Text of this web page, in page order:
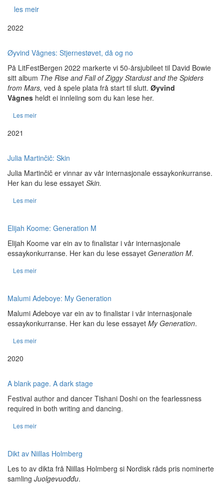
les meir
2022
Øyvind Vågnes: Stjernestøvet, då og no
På LitFestBergen 2022 markerte vi 50-årsjubileet til David Bowie
sitt album The Rise and Fall of Ziggy Stardust and the Spiders
from Mars, ved å spele plata frå start til slutt. Øyvind
Vågnes heldt ei innleiing som du kan lese her.
Les meir
2021
Julia Martinčič: Skin
Julia Martinčič er vinnar av vår internasjonale essaykonkurranse.
Her kan du lese essayet Skin.
Les meir
Elijah Koome: Generation M
Elijah Koome var ein av to finalistar i vår internasjonale
essaykonkurranse. Her kan du lese essayet Generation M.
Les meir
Malumi Adeboye: My Generation
Malumi Adeboye var ein av to finalistar i vår internasjonale
essaykonkurranse. Her kan du lese essayet My Generation.
Les meir
2020
A blank page. A dark stage
Festival author and dancer Tishani Doshi on the fearlessness
required in both writing and dancing.
Les meir
Dikt av Niillas Holmberg
Les to av dikta frå Niillas Holmberg si Nordisk råds pris nominerte
samling Juolgevuođđu.